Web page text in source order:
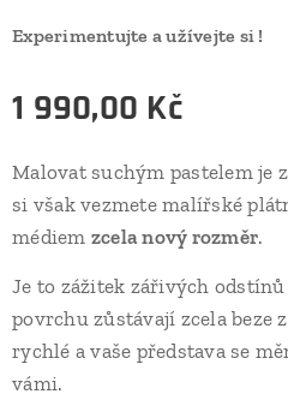
Experimentujte a užívejte si !
1 990,00 Kč
Malovat suchým pastelem je
si však vezmete malířské
médiem zcela nový rozměr.
Je to zážitek zářivých
povrchu zůstávají zcela beze
rychlé a vaše představa se
vámi.